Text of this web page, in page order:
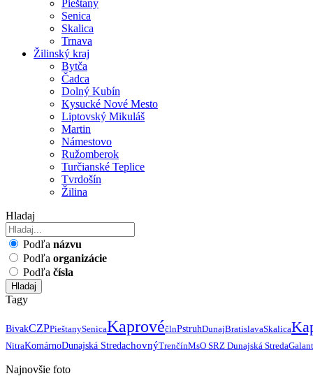
Pieštany
Senica
Skalica
Trnava
Žilinský kraj
Bytča
Čadca
Dolný Kubín
Kysucké Nové Mesto
Liptovský Mikuláš
Martin
Námestovo
Ružomberok
Turčianské Teplice
Tvrdošín
Žilina
Hladaj
Podľa názvu
Podľa organizácie
Podľa čísla
Hladaj
Tagy
BivakCZPPieštanySenicaKaprovéčlnPstruhDunajBratislavaSkalica
NitraKomárnoDunajská StredachovnýTrenčínMsO SRZ Dunajská Streda
Najnovšie foto